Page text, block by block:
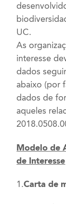
UC.
As
interesse
dados
abaixo (por
dados de
aqueles
Modelo de
de Interesse
1.Carta de